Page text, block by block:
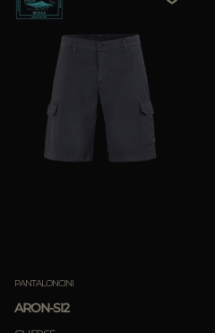
PANTALONCINI
ARON-SI2